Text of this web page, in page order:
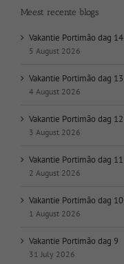
op
datum:
Meest recente blogs
Vakantie Portimão dag 14
5 August 2026
Vakantie Portimão dag 13
4 August 2026
Vakantie Portimão dag 12
3 August 2026
Vakantie Portimão dag 11
2 August 2026
Vakantie Portimão dag 10
1 August 2026
Vakantie Portimão dag 9
31 July 2026